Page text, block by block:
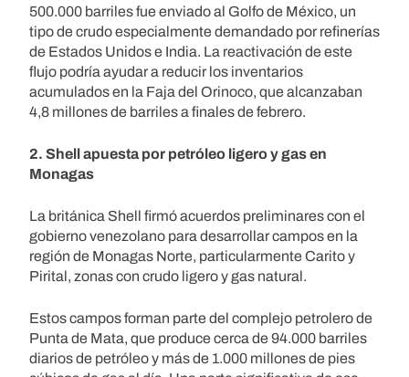
500.000 barriles fue enviado al Golfo de México, un
tipo de crudo especialmente demandado por refinerías
de Estados Unidos e India. La reactivación de este
flujo podría ayudar a reducir los inventarios
acumulados en la Faja del Orinoco, que alcanzaban
4,8 millones de barriles a finales de febrero.
2. Shell apuesta por petróleo ligero y gas en
Monagas
La británica Shell firmó acuerdos preliminares con el
gobierno venezolano para desarrollar campos en la
región de Monagas Norte, particularmente Carito y
Pirital, zonas con crudo ligero y gas natural.
Estos campos forman parte del complejo petrolero de
Punta de Mata, que produce cerca de 94.000 barriles
diarios de petróleo y más de 1.000 millones de pies